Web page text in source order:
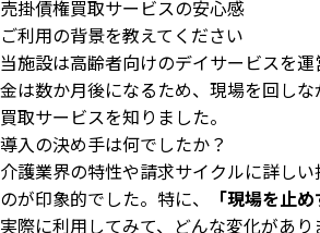
売掛債権買取サービスの安心感
ご利用の背景を教えてください
当施設は高齢者向けのデイサービスを
金は数か月後になるため、現場を回し
買取サービスを知りました。
導入の決め手は何でしたか？
介護業界の特性や請求サイクルに詳し
のが印象的でした。特に、
「現場を止
実際に利用してみて、どんな変化があり